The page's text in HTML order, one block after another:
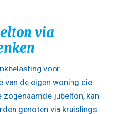
via
voor
van de eigen woning die
jubelton, kan
genoten via kruislings